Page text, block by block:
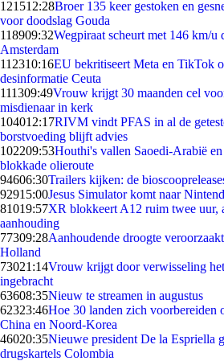
121512:28Broer 135 keer gestoken en
voor doodslag Gouda
118909:32Wegpiraat scheurt met 146 km/u
Amsterdam
112310:16EU bekritiseert Meta en TikTok
desinformatie Ceuta
111309:49Vrouw krijgt 30 maanden cel
misdienaar in kerk
104012:17RIVM vindt PFAS in al de
borstvoeding blijft advies
102209:53Houthi's vallen Saoedi-Arabië en
blokkade olieroute
94606:30Trailers kijken: de
92915:00Jesus Simulator komt naar
81019:57XR blokkeert A12 ruim twee uur,
aanhouding
77309:28Aanhoudende droogte
Holland
73021:14Vrouw krijgt door verwisseling
ingebracht
63608:35Nieuw te streamen in augustus
62323:46Hoe 30 landen zich voorbereiden
China en Noord-Korea
46020:35Nieuwe president De la Espriella
drugskartels Colombia